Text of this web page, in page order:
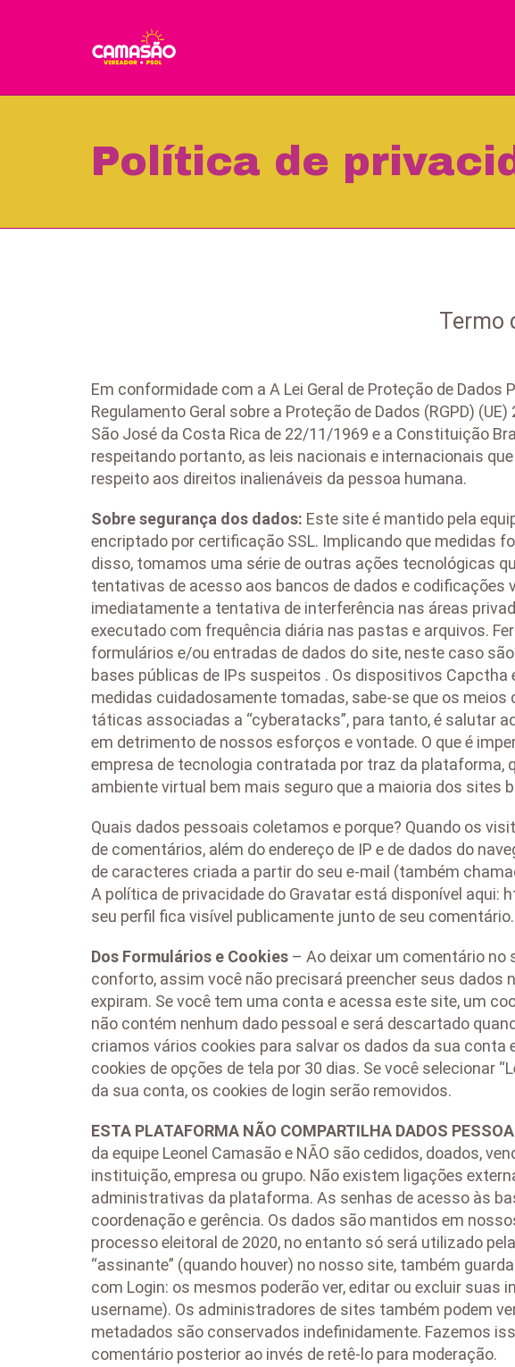
Política de
Termo
Em conformidade com a A Lei Geral de Proteção de
Regulamento Geral sobre a Proteção de Dados (RGPD)
São José da Costa Rica de 22/11/1969 e a Constituição
respeitando portanto, as leis nacionais e internacionais
respeito aos direitos inalienáveis da pessoa humana.
Sobre segurança dos dados: Este site é mantido pela
encriptado por certificação SSL. Implicando que medidas
disso, tomamos uma série de outras ações tecnológicas
tentativas de acesso aos bancos de dados e
imediatamente a tentativa de interferência nas áreas
executado com frequência diária nas pastas e arquivos.
formulários e/ou entradas de dados do site, neste caso
bases públicas de IPs suspeitos . Os dispositivos
medidas cuidadosamente tomadas, sabe-se que os
táticas associadas a “cyberatacks”, para tanto, é salutar
em detrimento de nossos esforços e vontade. O que é
empresa de tecnologia contratada por traz da plataforma,
ambiente virtual bem mais seguro que a maioria dos sites
Quais dados pessoais coletamos e porque? Quando os
de comentários, além do endereço de IP e de dados do
de caracteres criada a partir do seu e-mail (também
A política de privacidade do Gravatar está disponível
seu perfil fica visível publicamente junto de seu comentário.
Dos Formulários e Cookies – Ao deixar um comentário no
conforto, assim você não precisará preencher seus
expiram. Se você tem uma conta e acessa este site, um
não contém nenhum dado pessoal e será descartado
criamos vários cookies para salvar os dados da sua conta
cookies de opções de tela por 30 dias. Se você selecionar
da sua conta, os cookies de login serão removidos.
ESTA PLATAFORMA NÃO COMPARTILHA DADOS
da equipe Leonel Camasão e NÃO são cedidos, doados,
instituição, empresa ou grupo. Não existem ligações
administrativas da plataforma. As senhas de acesso às
coordenação e gerência. Os dados são mantidos em
processo eleitoral de 2020, no entanto só será utilizado
“assinante” (quando houver) no nosso site, também
com Login: os mesmos poderão ver, editar ou excluir
username). Os administradores de sites também podem
metadados são conservados indefinidamente. Fazemos
comentário posterior ao invés de retê-lo para moderação.